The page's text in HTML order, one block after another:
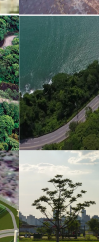
Concessão
Paulista
Parques
Lobos e